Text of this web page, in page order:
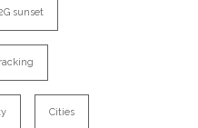
sunset
Cities